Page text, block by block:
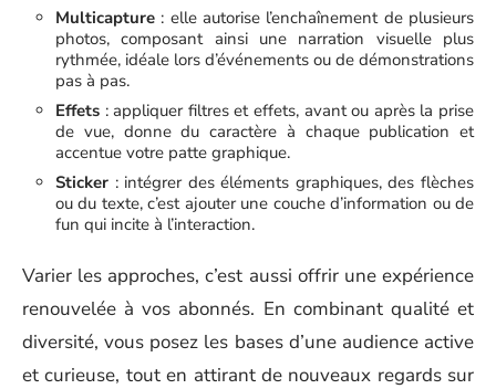
Multicapture : elle autorise l’enchaînement de plusieurs
photos, composant ainsi une narration visuelle plus
rythmée, idéale lors d’événements ou de démonstrations
pas à pas.
Effets : appliquer filtres et effets, avant ou après la prise
de vue, donne du caractère à chaque publication et
accentue votre patte graphique.
Sticker : intégrer des éléments graphiques, des flèches
ou du texte, c’est ajouter une couche d’information ou de
fun qui incite à l’interaction.
Varier les approches, c’est aussi offrir une expérience
renouvelée à vos abonnés. En combinant qualité et
diversité, vous posez les bases d’une audience active
et curieuse, tout en attirant de nouveaux regards sur